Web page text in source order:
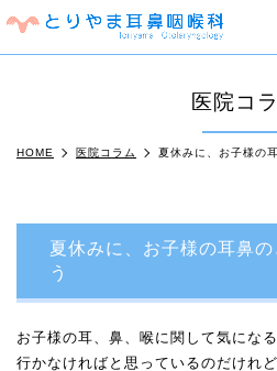
医院コ
HOME 医院コラム 夏休みに、お子様の
夏休みに、お子様の耳鼻
う
お子様の耳、鼻、喉に関して気にな
行かなければと思っているのだけれ